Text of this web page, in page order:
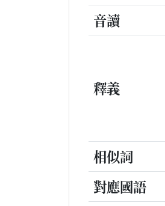
音讀
釋義
相似詞
對應國語